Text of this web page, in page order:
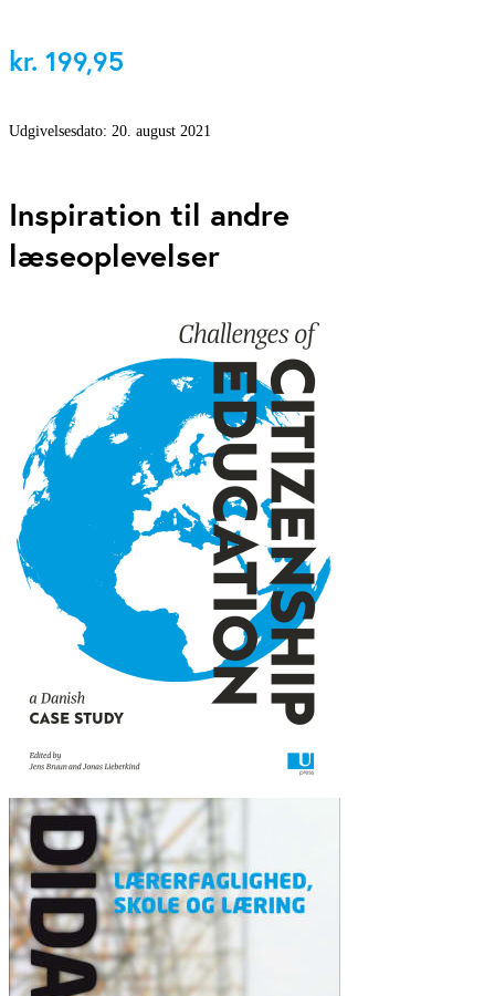
kr. 199,95
Udgivelsesdato: 20. august 2021
Inspiration til andre
læseoplevelser